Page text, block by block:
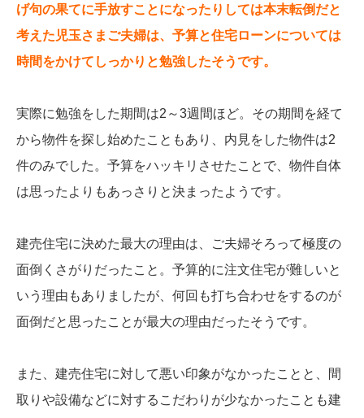
げ句の果てに手放すことになったりしては本末転倒だと
考えた児玉さまご夫婦は、予算と住宅ローンについては
時間をかけてしっかりと勉強したそうです。
実際に勉強をした期間は2～3週間ほど。その期間を経て
から物件を探し始めたこともあり、内見をした物件は2
件のみでした。予算をハッキリさせたことで、物件自体
は思ったよりもあっさりと決まったようです。
建売住宅に決めた最大の理由は、ご夫婦そろって極度の
面倒くさがりだったこと。予算的に注文住宅が難しいと
いう理由もありましたが、何回も打ち合わせをするのが
面倒だと思ったことが最大の理由だったそうです。
また、建売住宅に対して悪い印象がなかったことと、間
取りや設備などに対するこだわりが少なかったことも建